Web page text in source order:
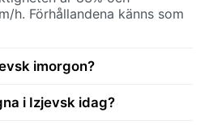
h. Förhållandena känns som
imorgon?
i Izjevsk idag?